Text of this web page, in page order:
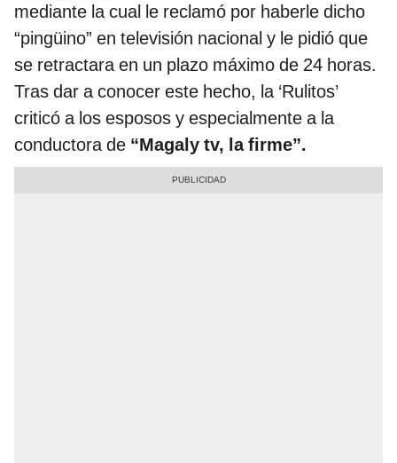
mediante la cual le reclamó por haberle dicho
“pingüino” en televisión nacional y le pidió que
se retractara en un plazo máximo de 24 horas.
Tras dar a conocer este hecho, la ‘Rulitos’
criticó a los esposos y especialmente a la
conductora de “Magaly tv, la firme”.